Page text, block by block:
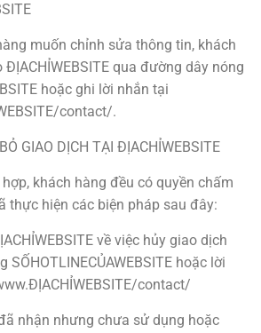
muốn chỉnh sửa thông tin, khách
qua đường dây nóng
hoặc ghi lời nhắn tại
contact/.
GIAO DỊCH TẠI ĐỊACHỈWEBSITE
khách hàng đều có quyền chấm
thực hiện các biện pháp sau đây:
về việc hủy giao dịch
hoặc lời
contact/
nhận nhưng chưa sử dụng hoặc